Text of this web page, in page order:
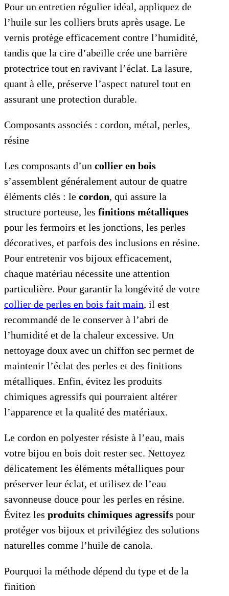
Pour un entretien régulier idéal, appliquez de
l’huile sur les colliers bruts après usage. Le
vernis protège efficacement contre l’humidité,
tandis que la cire d’abeille crée une barrière
protectrice tout en ravivant l’éclat. La lasure,
quant à elle, préserve l’aspect naturel tout en
assurant une protection durable.
Composants associés : cordon, métal, perles,
résine
Les composants d’un collier en bois
s’assemblent généralement autour de quatre
éléments clés : le cordon, qui assure la
structure porteuse, les finitions métalliques
pour les fermoirs et les jonctions, les perles
décoratives, et parfois des inclusions en résine.
Pour entretenir vos bijoux efficacement,
chaque matériau nécessite une attention
particulière. Pour garantir la longévité de votre
collier de perles en bois fait main, il est
recommandé de le conserver à l’abri de
l’humidité et de la chaleur excessive. Un
nettoyage doux avec un chiffon sec permet de
maintenir l’éclat des perles et des finitions
métalliques. Enfin, évitez les produits
chimiques agressifs qui pourraient altérer
l’apparence et la qualité des matériaux.
Le cordon en polyester résiste à l’eau, mais
votre bijou en bois doit rester sec. Nettoyez
délicatement les éléments métalliques pour
préserver leur éclat, et utilisez de l’eau
savonneuse douce pour les perles en résine.
Évitez les produits chimiques agressifs pour
protéger vos bijoux et privilégiez des solutions
naturelles comme l’huile de canola.
Pourquoi la méthode dépend du type et de la
finition